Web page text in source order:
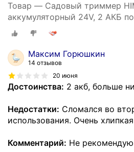
Товар — Садовый триммер
аккумуляторный 24V, 2 АКБ
об/мин
Максим Горюшкин
14 отзывов
20 июня
Достоинства: 2 акб, больше
Недостатки: Сломался во
использования. Очень
Комментарий: Не